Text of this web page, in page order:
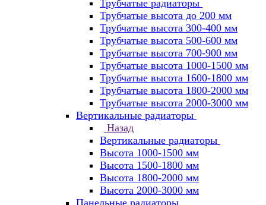
Трубчатые радиаторы
Трубчатые высота до 200 мм
Трубчатые высота 300-400 мм
Трубчатые высота 500-600 мм
Трубчатые высота 700-900 мм
Трубчатые высота 1000-1500 мм
Трубчатые высота 1600-1800 мм
Трубчатые высота 1800-2000 мм
Трубчатые высота 2000-3000 мм
Вертикальные радиаторы
Назад
Вертикальные радиаторы
Высота 1000-1500 мм
Высота 1500-1800 мм
Высота 1800-2000 мм
Высота 2000-3000 мм
Панельные радиаторы